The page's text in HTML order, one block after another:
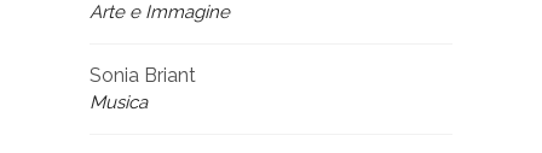
Arte e Immagine
Sonia Briant
Musica